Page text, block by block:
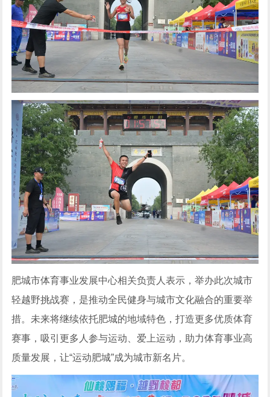
肥城市体育事业发展中心相关负责人表示，举办此次城市
轻越野挑战赛，是推动全民健身与城市文化融合的重要举
措。未来将继续依托肥城的地域特色，打造更多优质体育
赛事，吸引更多人参与运动、爱上运动，助力体育事业高
质量发展，让“运动肥城”成为城市新名片。